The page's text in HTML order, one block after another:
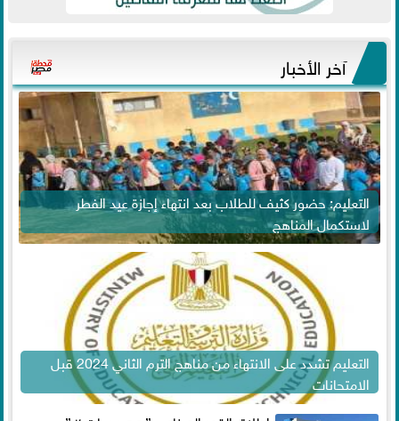
آخر الأخبار
التعليم: حضور كثيف للطلاب بعد انتهاء إجازة عيد الفطر
لاستكمال المناهج
التعليم تشدد على الانتهاء من مناهج الترم الثاني 2024 قبل
الامتحانات